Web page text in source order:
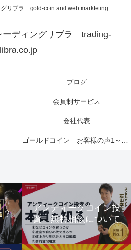
リブラ gold-coin and web markteting
ディングリブラ trading-
libra.co.jp
ブログ
会員制サービス
会社代表
ゴールドコイン お客様の声1～6ページ
？
アンティークコイン投
資 無料相談について